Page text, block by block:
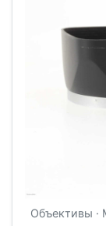
Объективы ·